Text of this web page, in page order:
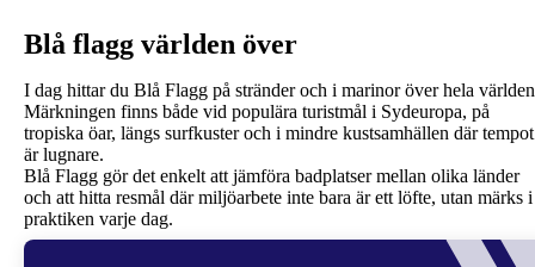
Blå flagg världen över
I dag hittar du Blå Flagg på stränder och i marinor över hela
Märkningen finns både vid populära turistmål i Sydeuropa, på
tropiska öar, längs surfkuster och i mindre kustsamhällen där tempot
är lugnare.
Blå Flagg gör det enkelt att jämföra badplatser mellan olika länder
och att hitta resmål där miljöarbete inte bara är ett löfte, utan märks i
praktiken varje dag.